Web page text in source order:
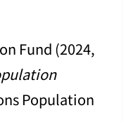
Fund (2024,
Population